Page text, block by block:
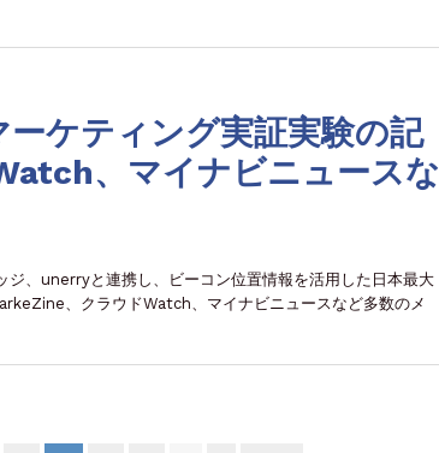
ケティング実証実験の記
、マイナビニュースな
、unerryと連携し、ビーコン位置情報を活用した日本最大
、クラウドWatch、マイナビニュースなど多数のメ